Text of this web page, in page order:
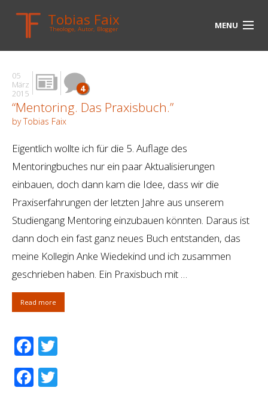
Tobias Faix
Theologe, Autor, Blogger MENU
HOME
BLOG
BIOGRAPHIE
UNTERWEGS
MEDIEN
LINKS
05
März
2015
4
“Mentoring. Das Praxisbuch.”
by Tobias Faix
Eigentlich wollte ich für die 5. Auflage des
Mentoringbuches nur ein paar Aktualisierungen
einbauen, doch dann kam die Idee, dass wir die
Praxiserfahrungen der letzten Jahre aus unserem
Studiengang Mentoring einzubauen könnten. Daraus ist
dann doch ein fast ganz neues Buch entstanden, das
meine Kollegin Anke Wiedekind und ich zusammen
geschrieben haben. Ein Praxisbuch mit …
Read more
Facebook
Facebook